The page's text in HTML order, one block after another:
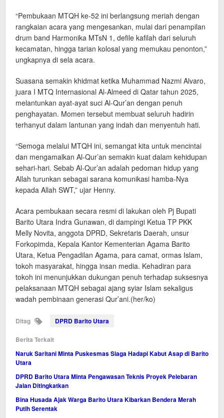
“Pembukaan MTQH ke-52 ini berlangsung meriah dengan
rangkaian acara yang mengesankan, mulai dari penampilan
drum band Harmonika MTsN 1, defile kafilah dari seluruh
kecamatan, hingga tarian kolosal yang memukau penonton,”
ungkapnya di sela acara.
Suasana semakin khidmat ketika Muhammad Nazmi Alvaro,
juara I MTQ Internasional Al-Almeed di Qatar tahun 2025,
melantunkan ayat-ayat suci Al-Qur’an dengan penuh
penghayatan. Momen tersebut membuat seluruh hadirin
terhanyut dalam lantunan yang indah dan menyentuh hati.
“Semoga melalui MTQH ini, semangat kita untuk mencintai
dan mengamalkan Al-Qur’an semakin kuat dalam kehidupan
sehari-hari. Sebab Al-Qur’an adalah pedoman hidup yang
Allah turunkan sebagai sarana komunikasi hamba-Nya
kepada Allah SWT,” ujar Henny.
Acara pembukaan secara resmi di lakukan oleh Pj Bupati
Barito Utara Indra Gunawan, di dampingi Ketua TP PKK
Melly Novita, anggota DPRD, Sekretaris Daerah, unsur
Forkopimda, Kepala Kantor Kementerian Agama Barito
Utara, Ketua Pengadilan Agama, para camat, ormas Islam,
tokoh masyarakat, hingga insan media. Kehadiran para
tokoh ini menunjukkan dukungan penuh terhadap suksesnya
pelaksanaan MTQH sebagai ajang syiar Islam sekaligus
wadah pembinaan generasi Qur’ani.(her/ko)
Ditag DPRD Barito Utara
Berita Terkait
Naruk Saritani Minta Puskesmas Siaga Hadapi Kabut Asap di Barito
Utara
DPRD Barito Utara Minta Pengawasan Teknis Proyek Pelebaran
Jalan Ditingkatkan
Bina Husada Ajak Warga Barito Utara Kibarkan Bendera Merah
Putih Serentak